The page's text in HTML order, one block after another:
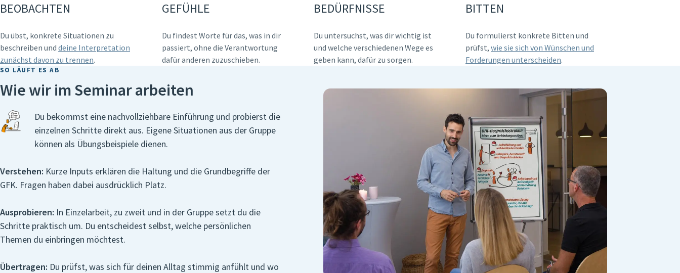
BEOBACHTEN
Du übst, konkrete Situationen zu
beschreiben und deine Interpretation
zunächst davon zu trennen.
GEFÜHLE
Du findest Worte für das, was in dir
passiert, ohne die Verantwortung
dafür anderen zuzuschieben.
BEDÜRFNISSE
Du untersuchst, was dir wichtig ist
und welche verschiedenen Wege es
geben kann, dafür zu sorgen.
BITTEN
Du formulierst konkrete Bitten und
prüfst, wie sie sich von Wünschen und
Forderungen unterscheiden.
SO LÄUFT ES AB
Wie wir im Seminar arbeiten
Du bekommst eine nachvollziehbare Einführung und probierst die
einzelnen Schritte direkt aus. Eigene Situationen aus der Gruppe
können als Übungsbeispiele dienen.
Verstehen: Kurze Inputs erklären die Haltung und die Grundbegriffe der
GFK. Fragen haben dabei ausdrücklich Platz.
Ausprobieren: In Einzelarbeit, zu zweit und in der Gruppe setzt du die
Schritte praktisch um. Du entscheidest selbst, welche persönlichen
Themen du einbringen möchtest.
Übertragen: Du prüfst, was sich für deinen Alltag stimmig anfühlt und wo